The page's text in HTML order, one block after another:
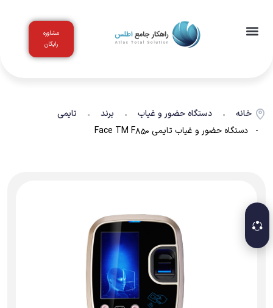
مشاوره
رایگان
خانه - دستگاه حضور و غیاب - برند -
تایمی
- دستگاه حضور و غیاب تایمی Face TM F850